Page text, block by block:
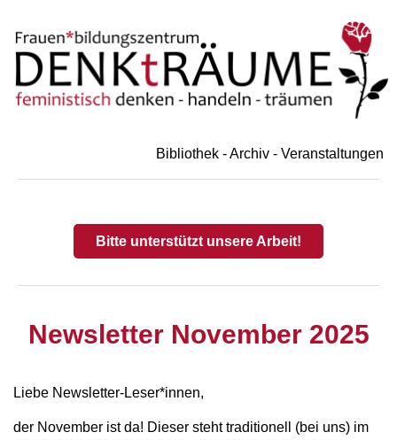
Bibliothek - Archiv - Veranstaltungen
Bitte unterstützt unsere Arbeit!
Newsletter November 2025
Liebe Newsletter-Leser*innen,
der November ist da! Dieser steht traditionell (bei uns) im